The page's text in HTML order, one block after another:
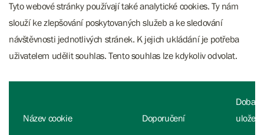
Tyto webové stránky používají také analytické cookies. Ty nám
slouží ke zlepšování poskytovaných služeb a ke sledování
návštěvnosti jednotlivých stránek. K jejich ukládání je potřeba
uživatelem udělit souhlas. Tento souhlas lze kdykoliv odvolat.
Název cookie Doporučení
Doba